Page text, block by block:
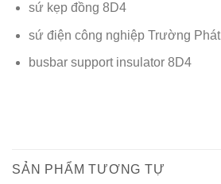
sứ kẹp đồng 8D4
sứ điện công nghiệp Trường Phát
busbar support insulator 8D4
SẢN PHẨM TƯƠNG TỰ